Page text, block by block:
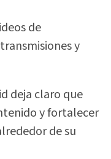
de
y
deja claro que
y fortalecer
de su